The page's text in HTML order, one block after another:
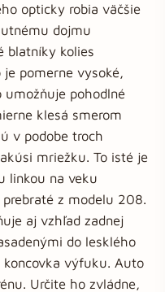
opticky robia väčšie
dojmu
blatníky kolies
pomerne vysoké,
umožňuje pohodlné
klesá smerom
v podobe troch
mriežku. To isté je
linkou na veku
z modelu 208.
aj vzhľad zadnej
do lesklého
koncovka výfuku. Auto
Určite ho zvládne,